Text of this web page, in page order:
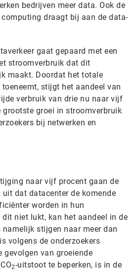
bedrijven meer data. Ook de
draagt bij aan de data-
gaat gepaard met een
stroomverbruik dat dit
maakt. Doordat het totale
stijgt het aandeel van
verbruik van drie nu naar vijf
grootste groei in stroomverbruik
bij netwerken en
naar vijf procent gaan de
uit dat datacenter de komende
worden in hun
niet lukt, kan het aandeel in de
stijgen naar meer dan
volgens de onderzoekers
gevolgen van groeiende
2-uitstoot te beperken, is in de